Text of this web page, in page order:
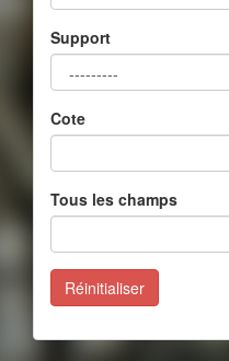
Support
Cote
Tous les champs
Réinitialiser